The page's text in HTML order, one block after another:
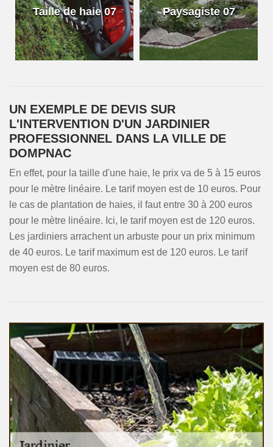
Taille de haie 07 Paysagiste 07
UN EXEMPLE DE DEVIS SUR
L'INTERVENTION D'UN JARDINIER
PROFESSIONNEL DANS LA VILLE DE
DOMPNAC
En effet, pour la taille d'une haie, le prix va de 5 à 15 euros
pour le mètre linéaire. Le tarif moyen est de 10 euros. Pour
le cas de plantation de haies, il faut entre 30 à 200 euros
pour le mètre linéaire. Ici, le tarif moyen est de 120 euros.
Les jardiniers arrachent un arbuste pour un prix minimum
de 40 euros. Le tarif maximum est de 120 euros. Le tarif
moyen est de 80 euros.